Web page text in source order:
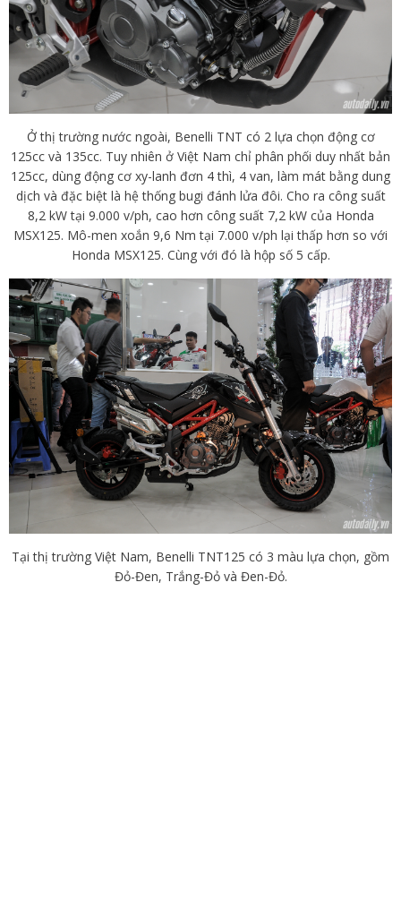
Ở thị trường nước ngoài, Benelli TNT có 2 lựa chọn động cơ
125cc và 135cc. Tuy nhiên ở Việt Nam chỉ phân phối duy nhất bản
125cc, dùng động cơ xy-lanh đơn 4 thì, 4 van, làm mát bằng dung
dịch và đặc biệt là hệ thống bugi đánh lửa đôi. Cho ra công suất
8,2 kW tại 9.000 v/ph, cao hơn công suất 7,2 kW của Honda
MSX125. Mô-men xoắn 9,6 Nm tại 7.000 v/ph lại thấp hơn so với
Honda MSX125. Cùng với đó là hộp số 5 cấp.
Tại thị trường Việt Nam, Benelli TNT125 có 3 màu lựa chọn, gồm
Đỏ-Đen, Trắng-Đỏ và Đen-Đỏ.